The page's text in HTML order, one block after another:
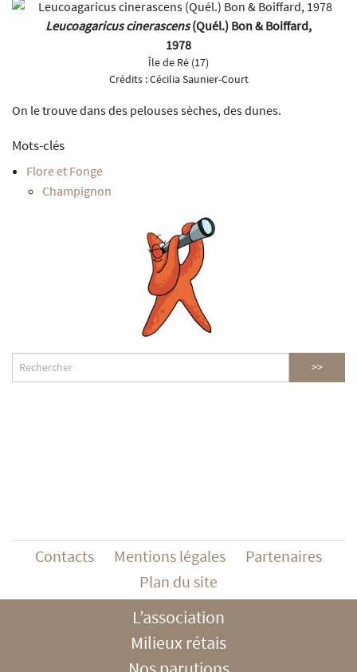
Leucoagaricus cinerascens(Quél.) Bon & Boiffard,
1978
Île de Ré (17)
Crédits :Cécilia Saunier-Court
On le trouve dans des pelouses sèches, des dunes.
Mots-clés
Flore et Fonge
Champignon
Contacts Mentions légales
Partenaires
Plan du site
L’association
Milieux rétais